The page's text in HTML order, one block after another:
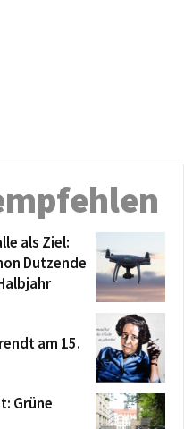
als Ziel:
Dutzende
am 15.
Grüne